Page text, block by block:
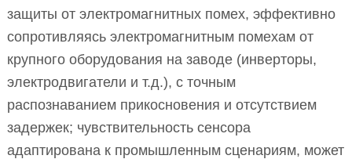
защиты от электромагнитных помех, эффективно
сопротивляясь электромагнитным помехам от
крупного оборудования на заводе (инверторы,
электродвигатели и т.д.), с точным
распознаванием прикосновения и отсутствием
задержек; чувствительность сенсора
адаптирована к промышленным сценариям, может